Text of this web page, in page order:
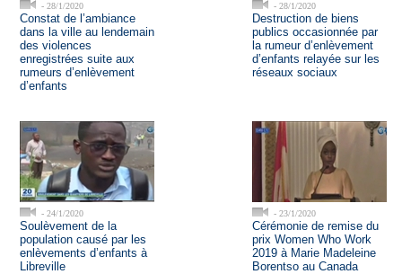
- 28/1/2020
Constat de l’ambiance
dans la ville au lendemain
des violences
enregistrées suite aux
rumeurs d’enlèvement
d’enfants
- 28/1/2020
Destruction de biens
publics occasionnée par
la rumeur d’enlèvement
d’enfants relayée sur les
réseaux sociaux
- 24/1/2020
Soulèvement de la
population causé par les
enlèvements d’enfants à
Libreville
- 23/1/2020
Cérémonie de remise du
prix Women Who Work
2019 à Marie Madeleine
Borentso au Canada